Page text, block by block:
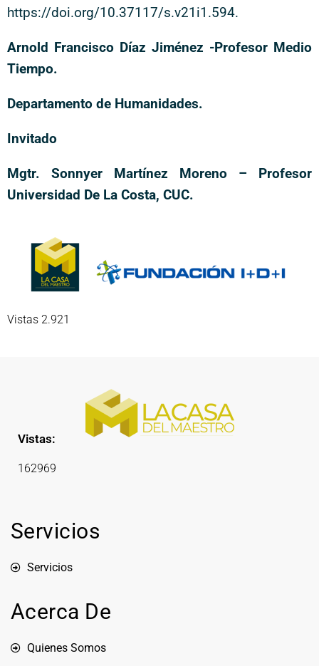
https://doi.org/10.37117/s.v21i1.594.
Arnold Francisco Díaz Jiménez -Profesor Medio
Tiempo.
Departamento de Humanidades.
Invitado
Mgtr. Sonnyer Martínez Moreno – Profesor
Universidad De La Costa, CUC.
Vistas 2.921
Vistas:
162969
Servicios
Servicios
Acerca De
Quienes Somos